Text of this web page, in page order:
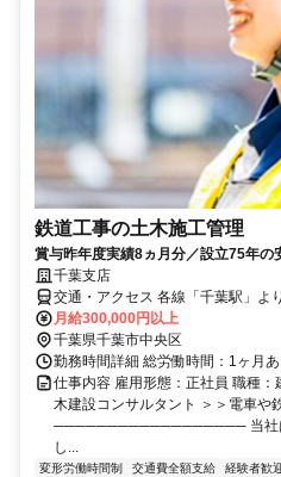
鉄道工事の土木施工管理
賞与昨年度実績8ヵ月分／設立75年の
千葉支店
交通・アクセス 各線「千葉駅」よ
月給300,000円以上
千葉県千葉市中央区
勤務時間詳細 総労働時間：1ヶ月
仕事内容 雇用形態：正社員 職種
木建設コンサルタント ＞＞電車や
────────────────── 当社は
し...
変形労働時間制 交通費全額支給 経験者歓